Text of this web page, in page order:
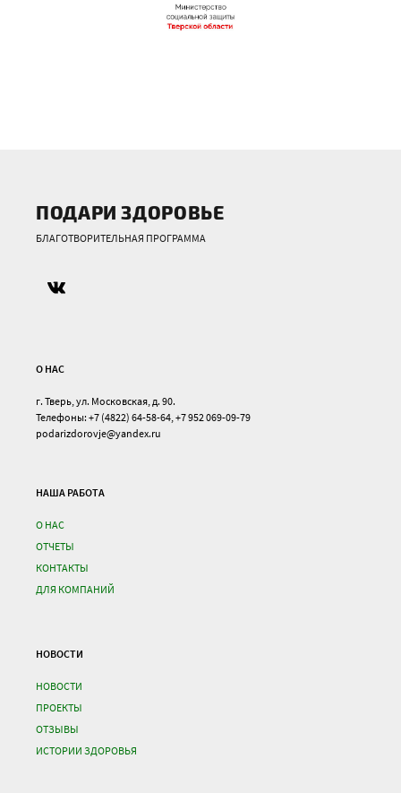
ПОДАРИ ЗДОРОВЬЕ
БЛАГОТВОРИТЕЛЬНАЯ ПРОГРАММА
О НАС
г. Тверь, ул. Московская, д. 90.
Телефоны: +7 (4822) 64-58-64, +7 952 069-09-79
podarizdorovje@yandex.ru
НАША РАБОТА
О НАС
ОТЧЕТЫ
КОНТАКТЫ
ДЛЯ КОМПАНИЙ
НОВОСТИ
НОВОСТИ
ПРОЕКТЫ
ОТЗЫВЫ
ИСТОРИИ ЗДОРОВЬЯ